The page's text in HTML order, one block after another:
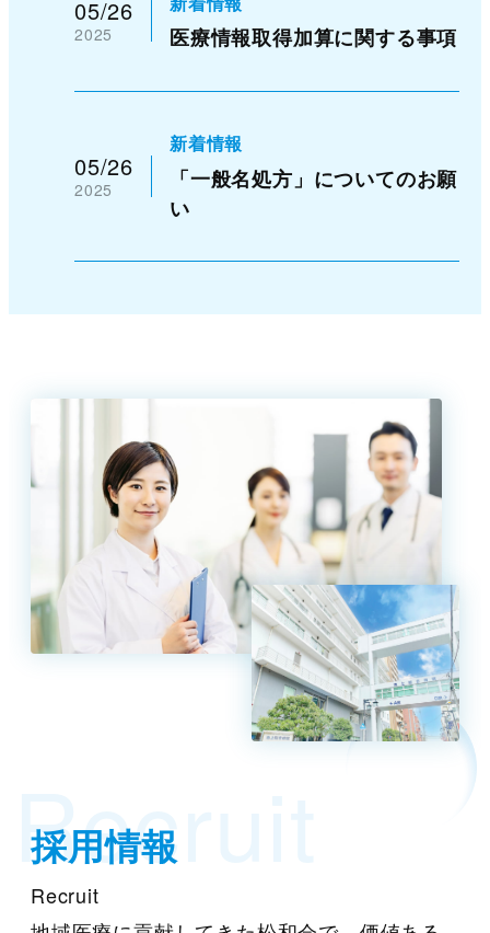
05/26
2025 医療情報取得加算に関する事項
05/26
2025
新着情報
「一般名処方」についてのお願
い
Recruit
採用情報
Recruit